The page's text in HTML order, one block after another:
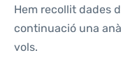
Hem recollit dades
continuació una
vols.